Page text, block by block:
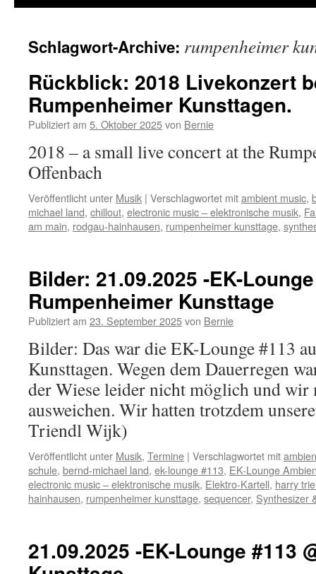
Schlagwort-Archive: rumpenheimer
Rückblick: 2018 Livekonzert
Rumpenheimer Kunsttagen.
Publiziert am 5. Oktober 2025von Bernie
2018 – a small live concert at the
Offenbach
Veröffentlicht unter Musik | Verschlagwortet mitambient music,
michael land, chillout, electronic music – elektronische musik,
am main, rodgau-hainhausen, rumpenheimer kunsttage,
Bilder: 21.09.2025 -EK-
Rumpenheimer Kunsttage
Publiziert am 23. September 2025von Bernie
Bilder: Das war die EK-Lounge #113
Kunsttagen. Wegen dem Dauerregen
der Wiese leider nicht möglich und wir
ausweichen. Wir hatten trotzdem
Triendl Wijk)
Veröffentlicht unter Musik, Termine | Verschlagwortet mit
schule, bernd-michael land, ek-lounge #113, EK-Lounge
electronic music – elektronische musik, Elektro-Kartell, harry
hainhausen, rumpenheimer kunsttage, sequencer, Synthesizer
21.09.2025 -EK-Lounge #113